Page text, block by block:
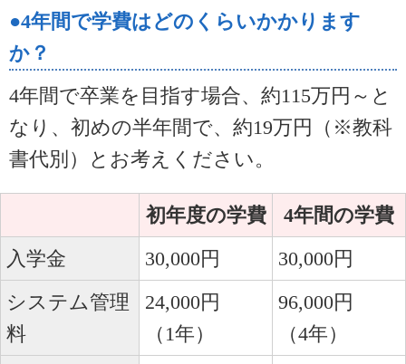
●4年間で学費はどのくらいかかります
か？
4年間で卒業を目指す場合、約115万円～と
なり、初めの半年間で、約19万円（※教科
書代別）とお考えください。
初年度の学費
4年間の学費
入学金
30,000円
30,000円
システム管理
料
24,000円
（1年）
96,000円
（4年）